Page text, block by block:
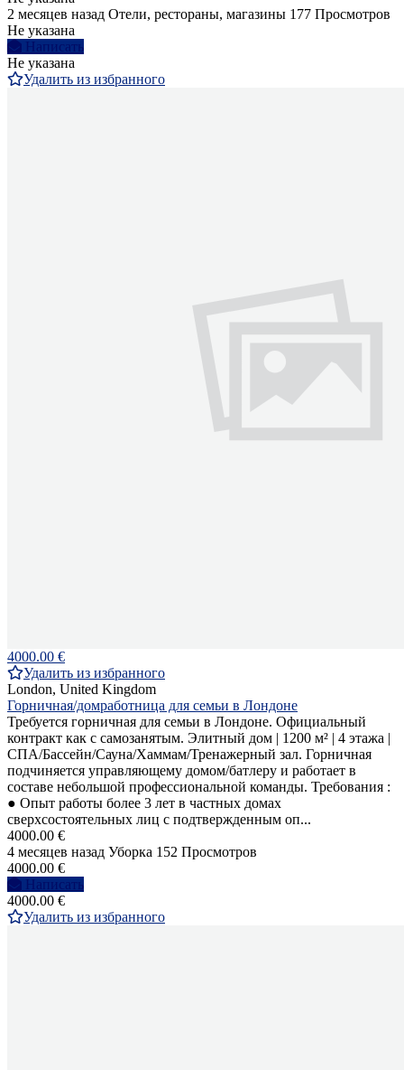
2 месяцев назад Отели, рестораны, магазины 177 Просмотров
Не указана
Написать
Не указана
Удалить из избранного
4000.00 €
Удалить из избранного
London, United Kingdom
Горничная/домработница для семьи в Лондоне
Требуется горничная для семьи в Лондоне. Официальный
контракт как с самозанятым. Элитный дом | 1200 м² | 4 этажа |
СПА/Бассейн/Сауна/Хаммам/Тренажерный зал. Горничная
подчиняется управляющему домом/батлеру и работает в
составе небольшой профессиональной команды. Требования :
● Опыт работы более 3 лет в частных домах
сверхсостоятельных лиц с подтвержденным оп...
4000.00 €
4 месяцев назад Уборка 152 Просмотров
4000.00 €
Написать
4000.00 €
Удалить из избранного